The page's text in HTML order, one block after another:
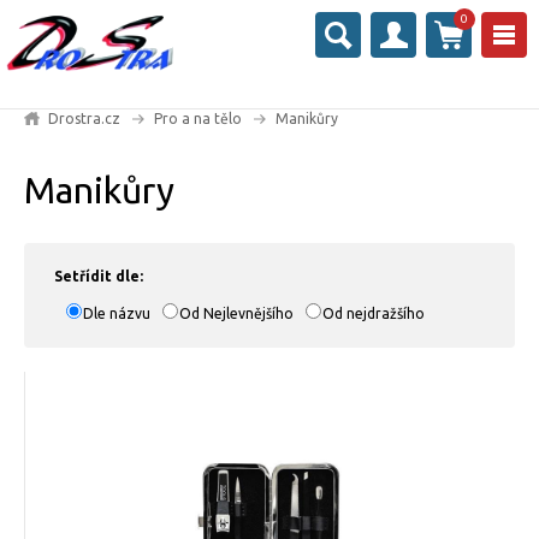
0
Drostra.cz Pro a na tělo Manikůry
Manikůry
Setřídit dle:
Dle názvu Od Nejlevnějšího Od nejdražšího